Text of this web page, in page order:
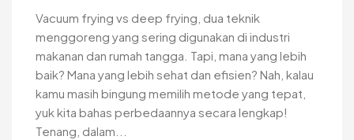
Vacuum frying vs deep frying, dua teknik
menggoreng yang sering digunakan di industri
makanan dan rumah tangga. Tapi, mana yang lebih
baik? Mana yang lebih sehat dan efisien? Nah, kalau
kamu masih bingung memilih metode yang tepat,
yuk kita bahas perbedaannya secara lengkap!
Tenang, dalam...